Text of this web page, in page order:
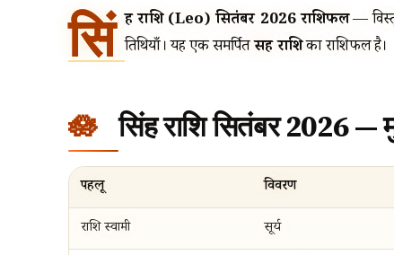
सिं ह राशि (Leo) सितंबर 2026 राशिफल—
तिथियाँ। यह एक समर्पितसिंह राशिका राशिफल है।
सिंह राशि सितंबर 2026
पहलू
विवरण
राशि स्वामी
सूर्य